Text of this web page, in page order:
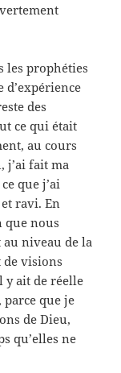
les prophéties
d’expérience
des
ce qui était
au cours
j’ai fait ma
que j’ai
ravi. En
que nous
niveau de la
de visions
y ait de réelle
que je
de Dieu,
qu’elles ne